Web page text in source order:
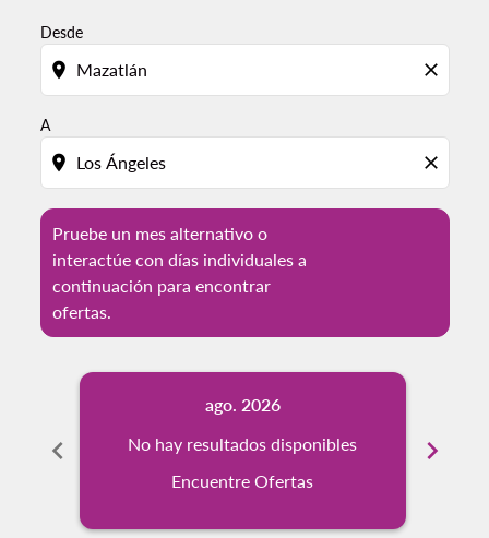
Desde
location_on close
A
location_on close
Pruebe un mes alternativo o
interactúe con días individuales a
continuación para encontrar
ofertas.
chevron_left
ago. 2026
No hay resultados disponibles
Encuentre Ofertas
chevron_right